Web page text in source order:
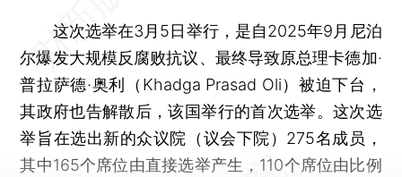
这次选举在3月5日举行，是自2025年9月尼泊
尔爆发大规模反腐败抗议、最终导致原总理卡德加·
普拉萨德·奥利（Khadga Prasad Oli）被迫下台，
其政府也告解散后，该国举行的首次选举。这次选
举旨在选出新的众议院（议会下院）275名成员，
其中165个席位由直接选举产生，110个席位由比例